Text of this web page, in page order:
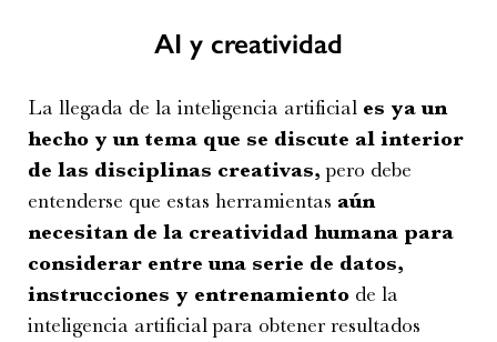
AI y creatividad
La llegada de la inteligencia artificial es ya un
hecho y un tema que se discute al interior
de las disciplinas creativas, pero debe
entenderse que estas herramientas aún
necesitan de la creatividad humana para
considerar entre una serie de datos,
instrucciones y entrenamiento de la
inteligencia artificial para obtener resultados